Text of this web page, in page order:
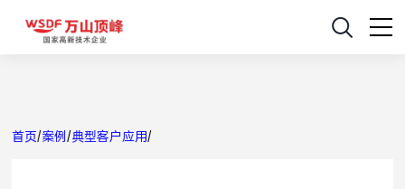
首页/案例/典型客户应用/